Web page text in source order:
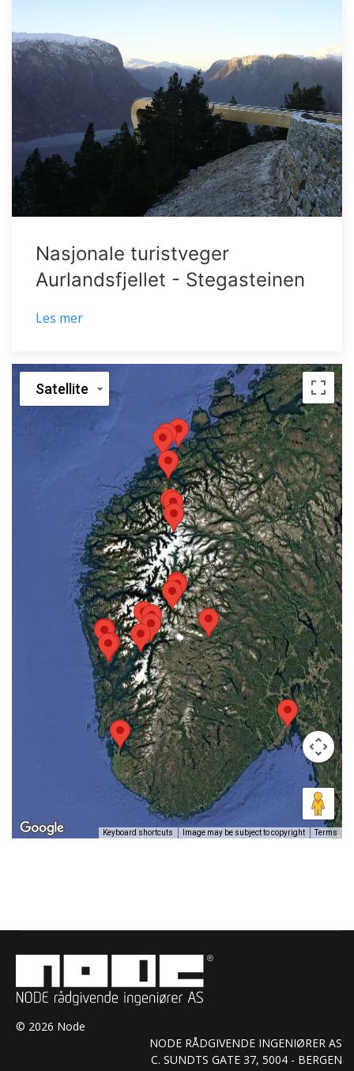
Nasjonale turistveger
Aurlandsfjellet - Stegasteinen
Les mer
Satellite
Keyboard shortcuts Image may be subject to copyright Terms
© 2026 Node
NODE RÅDGIVENDE INGENIØRER AS
C. SUNDTS GATE 37, 5004 - BERGEN